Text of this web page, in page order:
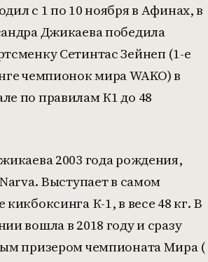
с 1 по 10 ноября в Афинах, в
Джикаева победила
Сетинтас Зейнеп (1-е
чемпионок мира WAKO) в
по правилам К1 до 48
2003 года рождения,
Выступает в самом
К-1, в весе 48 кг. В
вошла в 2018 году и сразу
призером чемпионата Мира (